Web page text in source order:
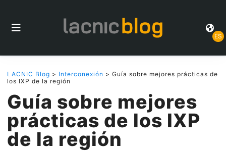
ES
LACNIC Blog > Interconexión > Guía sobre mejores prácticas de
los IXP de la región
Guía sobre mejores
prácticas de los IXP
de la región